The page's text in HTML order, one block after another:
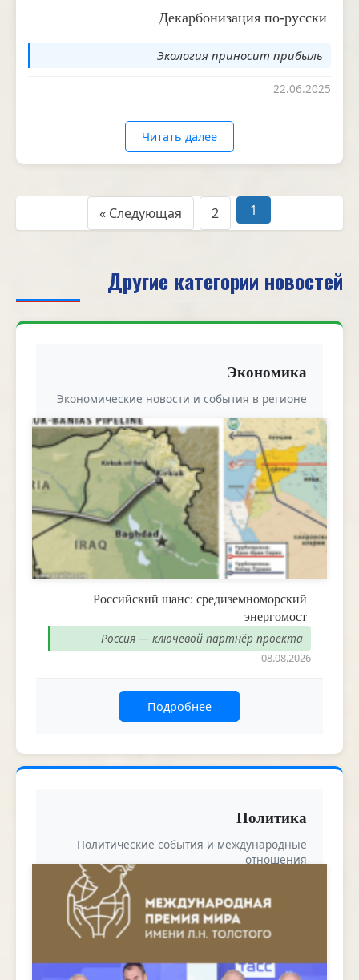
Декарбонизация по-русски
Экология приносит прибыль
22.06.2025
Читать далее
1
2
Следующая »
Другие категории новостей
Экономика
Экономические новости и события в регионе
Российский шанс: средиземноморский
энергомост
Россия — ключевой партнёр проекта
08.08.2026
Подробнее
Политика
Политические события и международные
отношения